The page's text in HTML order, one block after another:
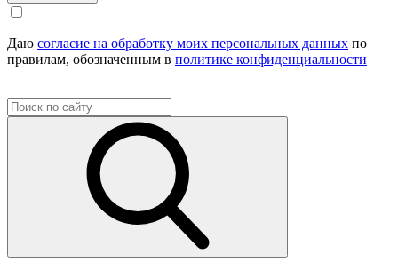
Даю согласие на обработку моих персональных данных по
правилам, обозначенным в политике конфиденциальности